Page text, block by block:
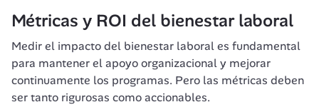
Métricas y ROI del bienestar laboral
Medir el impacto del bienestar laboral es fundamental
para mantener el apoyo organizacional y mejorar
continuamente los programas. Pero las métricas deben
ser tanto rigurosas como accionables.